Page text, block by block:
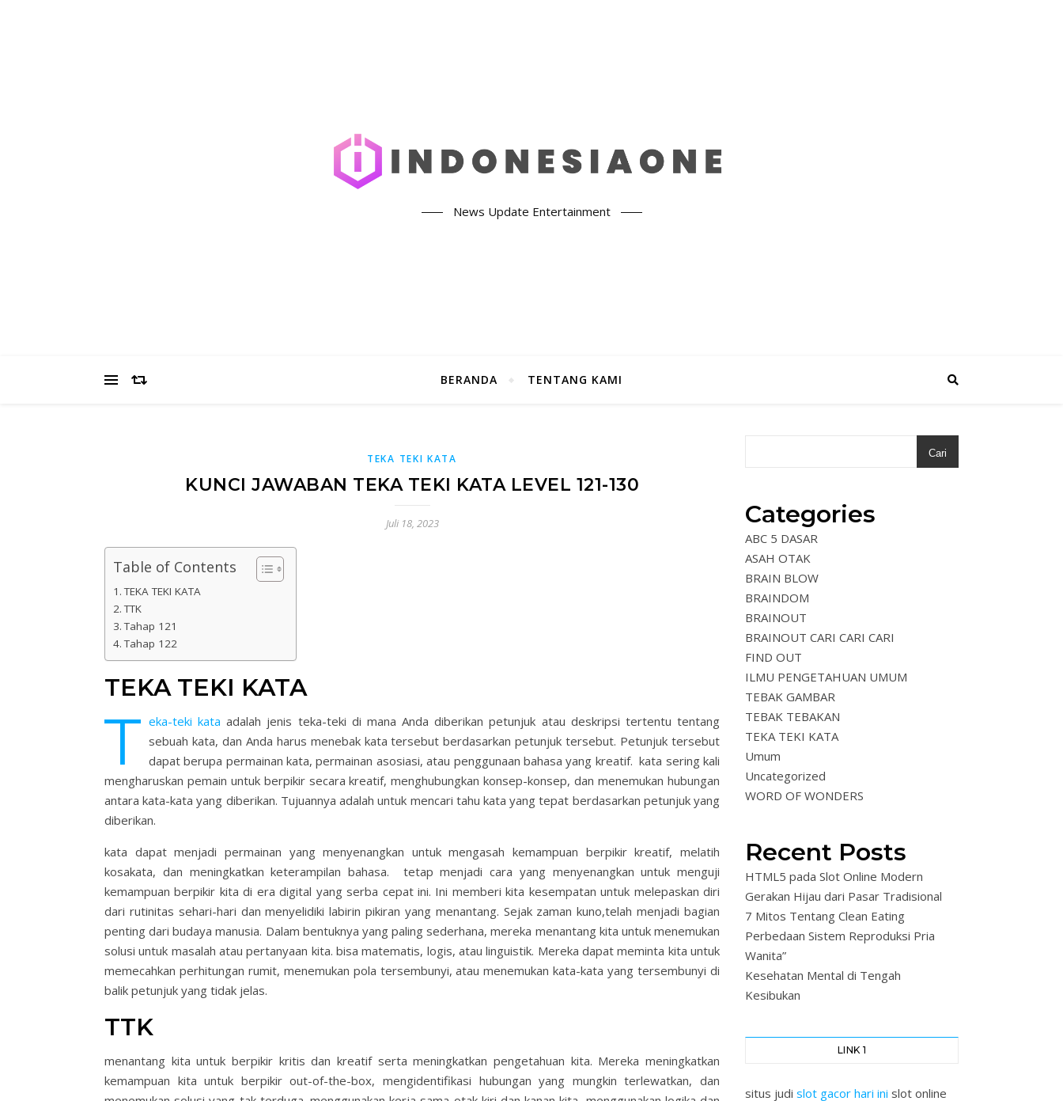
News Update Entertainment
BERANDA TENTANG KAMI
TEKA TEKI KATA
KUNCI JAWABAN TEKA TEKI KATA LEVEL 121-130
Juli 18, 2023
Table of Contents
TEKA TEKI KATA
TTK
Tahap 121
Tahap 122
TEKA TEKI KATA
T eka-teki kata adalah jenis teka-teki di mana Anda diberikan petunjuk atau deskripsi tertentu tentang
sebuah kata, dan Anda harus menebak kata tersebut berdasarkan petunjuk tersebut. Petunjuk tersebut
dapat berupa permainan kata, permainan asosiasi, atau penggunaan bahasa yang kreatif. kata sering kali
mengharuskan pemain untuk berpikir secara kreatif, menghubungkan konsep-konsep, dan menemukan hubungan
antara kata-kata yang diberikan. Tujuannya adalah untuk mencari tahu kata yang tepat berdasarkan petunjuk yang
diberikan.
kata dapat menjadi permainan yang menyenangkan untuk mengasah kemampuan berpikir kreatif, melatih
kosakata, dan meningkatkan keterampilan bahasa.
tetap menjadi cara yang menyenangkan untuk menguji
kemampuan berpikir kita di era digital yang serba cepat ini. Ini memberi kita kesempatan untuk melepaskan diri
dari rutinitas sehari-hari dan menyelidiki labirin pikiran yang menantang. Sejak zaman kuno,telah menjadi bagian
penting dari budaya manusia. Dalam bentuknya yang paling sederhana, mereka menantang kita untuk menemukan
solusi untuk masalah atau pertanyaan kita. bisa matematis, logis, atau linguistik. Mereka dapat meminta kita untuk
memecahkan perhitungan rumit, menemukan pola tersembunyi, atau menemukan kata-kata yang tersembunyi di
balik petunjuk yang tidak jelas.
TTK
menantang kita untuk berpikir kritis dan kreatif serta meningkatkan pengetahuan kita. Mereka meningkatkan
kemampuan kita untuk berpikir out-of-the-box, mengidentifikasi hubungan yang mungkin terlewatkan, dan
Cari
Categories
ABC 5 DASAR
ASAH OTAK
BRAIN BLOW
BRAINDOM
BRAINOUT
BRAINOUT CARI CARI CARI
FIND OUT
ILMU PENGETAHUAN UMUM
TEBAK GAMBAR
TEBAK TEBAKAN
TEKA TEKI KATA
Umum
Uncategorized
WORD OF WONDERS
Recent Posts
HTML5 pada Slot Online Modern
Gerakan Hijau dari Pasar Tradisional
7 Mitos Tentang Clean Eating
Perbedaan Sistem Reproduksi Pria
Wanita”
Kesehatan Mental di Tengah
Kesibukan
LINK 1
situs judi slot gacor hari ini slot online